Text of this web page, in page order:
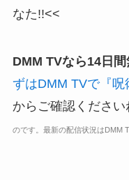
なた!!<<
DMM TVなら14日
ずはDMM TVで『
からご確認ください
のです。最新の配信状況はDMM